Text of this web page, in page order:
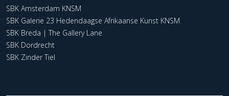
SBK Amsterdam KNSM
SBK Galerie 23 Hedendaagse Afrikaanse Kunst KNSM
SBK Breda | The Gallery Lane
SBK Dordrecht
SBK Zinder Tiel